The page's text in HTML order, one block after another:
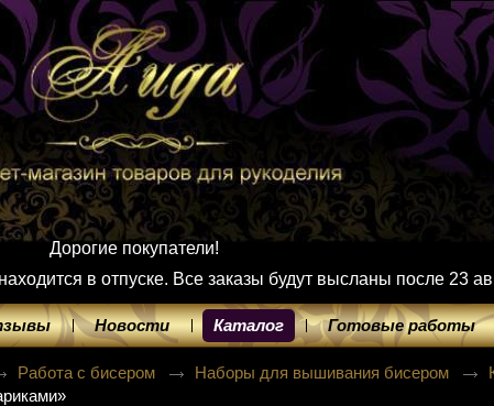
Дорогие покупатели!
в отпуске. Все заказы будут высланы после 23
Новости Каталог Готовые работы
Работа с бисером Наборы для вышивания бисером